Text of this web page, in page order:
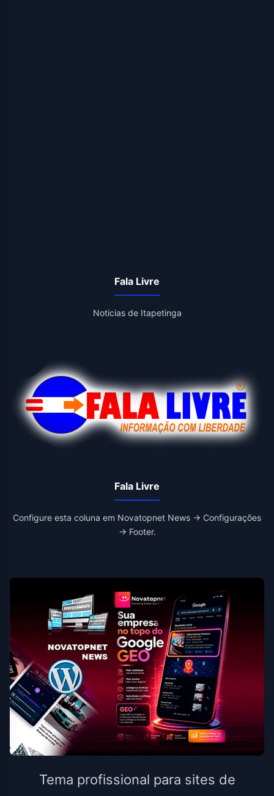
Fala Livre
Noticias de Itapetinga
Fala Livre
Configure esta coluna em Novatopnet News → Configurações
→ Footer.
Tema profissional para sites de